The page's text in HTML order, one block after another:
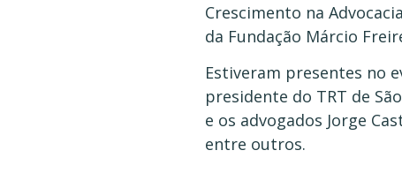
Crescimento na
da Fundação Márcio
Estiveram presentes no
presidente do TRT de
e os advogados Jorge
entre outros.